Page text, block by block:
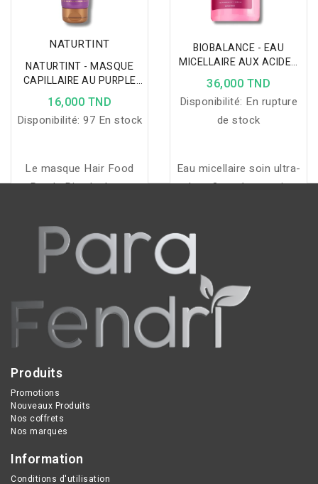
NATURTINT
NATURTINT - MASQUE
CAPILLAIRE AU PURPLE
RICE 150 ML
16,000 TND
Disponibilité: 97 En stock
Le masque Hair Food
Purple Rice hydrate,
cheveux secs grâce à
99% d'ingrédients
naturels riches en
vitamines, protéines et
BIOBALANCE - EAU
MICELLAIRE AUX ACIDES
AMINÉS + PENTAVITIN +
CENTELLA ASIATICA 500
ML
36,000 TND
Disponibilité: En rupture
de stock
Eau micellaire soin ultra-
doux 3-en-1 : nettoie,
sensibles grâce à l'acide
Centella Asiatica.
Produits
Promotions
Nouveaux Produits
Nos coffrets
Nos marques
Information
Conditions d'utilisation